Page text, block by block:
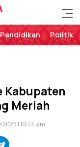
Pendidikan Politik
Kabupaten
Meriah
2025 | 10:44 am